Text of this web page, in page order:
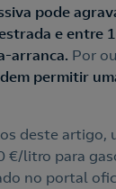
pode
e entre
arranca. Por
permitir
deste artigo,
€/litro para
no portal